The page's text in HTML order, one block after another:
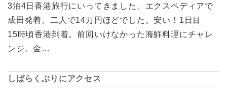
3泊4日香港旅行にいってきました。エクスペディアで
成田発着、二人で14万円ほどでした。安い！1日目
15時頃香港到着。前回いけなかった海鮮料理にチャレ
ンジ。金…
しばらくぶりにアクセス